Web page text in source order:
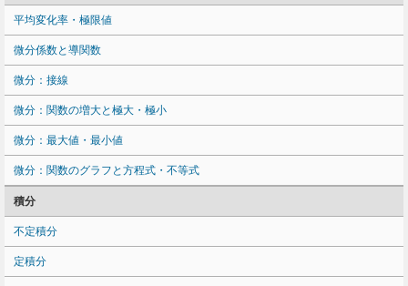
平均変化率・極限値
微分係数と導関数
微分：接線
微分：関数の増大と極大・極小
微分：最大値・最小値
微分：関数のグラフと方程式・不等式
積分
不定積分
定積分